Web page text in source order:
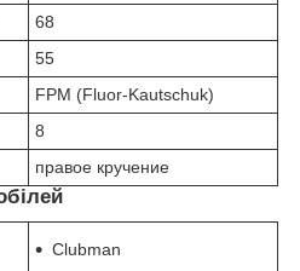
68
55
FPM (Fluor-Kautschuk)
8
правое кручение
Clubman